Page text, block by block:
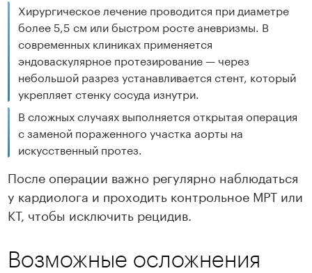
Хирургическое лечение проводится при диаметре
более 5,5 см или быстром росте аневризмы. В
современных клиниках применяется
эндоваскулярное протезирование — через
небольшой разрез устанавливается стент, который
укрепляет стенку сосуда изнутри.
В сложных случаях выполняется открытая операция
с заменой пораженного участка аорты на
искусственный протез.
После операции важно регулярно наблюдаться
у кардиолога и проходить контрольное МРТ или
КТ, чтобы исключить рецидив.
Возможные осложнения